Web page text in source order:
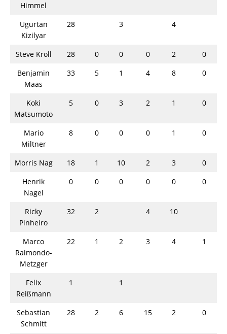
Himmel
Ugurtan
Kizilyar
28 3 4
Steve Kroll 28 0 0 0 2
0
Benjamin
Maas
33 5 1 4 8 0
Koki
Matsumoto
5 0 3 2 1 0
Mario
Miltner
8 0 0 0 1 0
Morris Nag 18 1 10 2 3
0
Henrik
Nagel
0 0 0 0 0 0
Ricky
Pinheiro
32 2 4 10
Marco
Raimondo-
Metzger
22 1 2 3 4 1
Felix
Reißmann
1 1
Sebastian
Schmitt
28 2 6 15 2 0